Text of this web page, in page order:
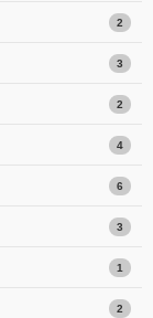
2
3
2
4
6
3
1
2